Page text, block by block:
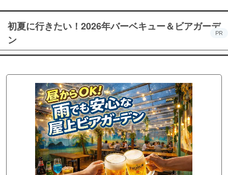
初夏に行きたい！2026年バーベキュー＆ビアガーデ
ン
PR